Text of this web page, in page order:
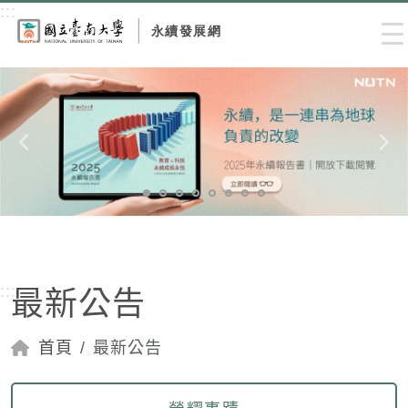
跳到主要內容區塊
:::
:::最新公告
首頁 最新公告